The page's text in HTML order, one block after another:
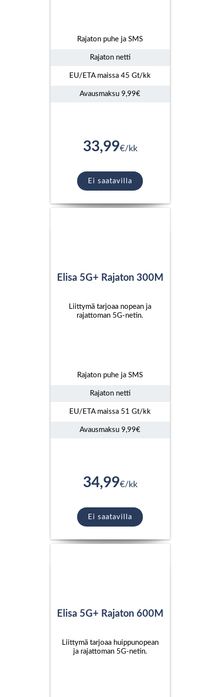
Rajaton puhe ja SMS
Rajaton netti
EU/ETA maissa 45 Gt/kk
Avausmaksu 9,99€
33,99€/kk
Ei saatavilla
Elisa 5G+ Rajaton 300M
Liittymä tarjoaa nopean ja
rajattoman 5G-netin.
Rajaton puhe ja SMS
Rajaton netti
EU/ETA maissa 51 Gt/kk
Avausmaksu 9,99€
34,99€/kk
Ei saatavilla
Elisa 5G+ Rajaton 600M
Liittymä tarjoaa huippunopean
ja rajattoman 5G-netin.